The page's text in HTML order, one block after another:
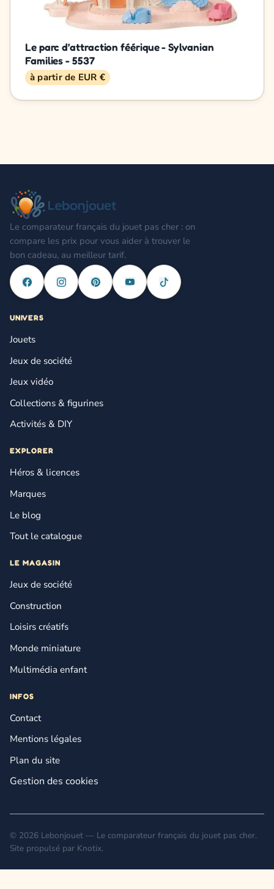
Le parc d’attraction féérique - Sylvanian
Families - 5537
à partir de EUR €
Le comparateur français du jouet pas cher : on
compare les prix pour vous aider à trouver le
bon cadeau, au meilleur tarif.
UNIVERS
Jouets
Jeux de société
Jeux vidéo
Collections & figurines
Activités & DIY
EXPLORER
Héros & licences
Marques
Le blog
Tout le catalogue
LE MAGASIN
Jeux de société
Construction
Loisirs créatifs
Monde miniature
Multimédia enfant
INFOS
Contact
Mentions légales
Plan du site
Gestion des cookies
© 2026 Lebonjouet — Le comparateur français du jouet pas cher.
Site propulsé par Knotix.